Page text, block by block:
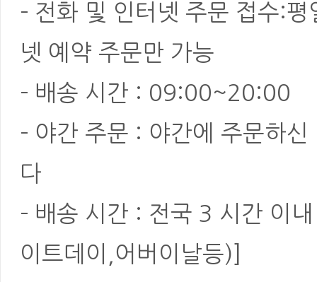
- 전화 및 인터넷 주문 접수:
넷 예약 주문만 가능
- 배송 시간 : 09:00~20:00
- 야간 주문 : 야간에 주문하
다
- 배송 시간 : 전국 3 시간 이
이트데이,어버이날등)]